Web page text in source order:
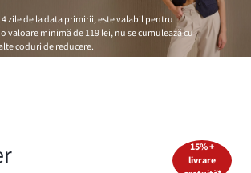
zile de la data primirii, este valabil pentru
valoare minimă de119 lei, nu se cumulează cu
coduri de reducere.
15% +
livrare